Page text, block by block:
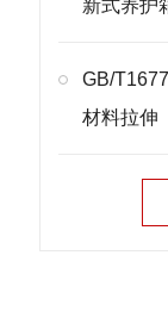
新式养护
GB/
材料拉伸